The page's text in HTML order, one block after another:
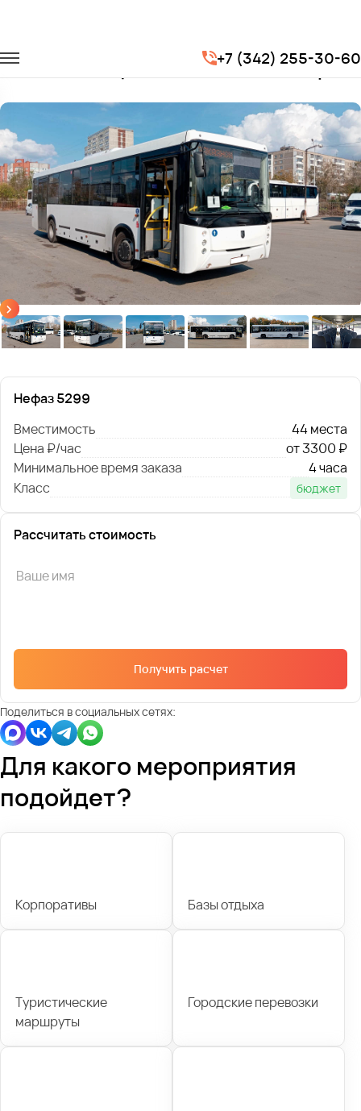
+7 (342) 255-30-60
Нефаз 5299
Заказать Нефаз с водителем в Перми
Нефаз 5299
Вместимость
44 места
Цена ₽/час
от 3300 ₽
Минимальное время заказа
4 часа
Класс
бюджет
Рассчитать стоимость
Получить расчет
Поделиться в социальных сетях:
Для какого мероприятия
подойдет?
Корпоративы Базы отдыха
Туристические
маршруты
Городские перевозки